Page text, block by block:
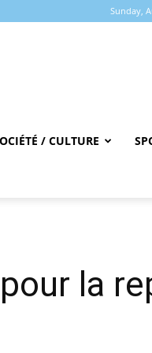
Sunday,
/ CULTURE
la